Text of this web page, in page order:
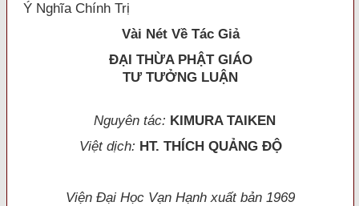
Ý Nghĩa Chính Trị
Vài Nét Về Tác Giả
ĐẠI THỪAPHẬT GIÁO
TƯ TƯỞNG LUẬN
Nguyên tác: KIMURA TAIKEN
Việt dịch: HT. THÍCH QUẢNG ĐỘ
Viện Đại Học Vạn Hạnh xuất bản 1969